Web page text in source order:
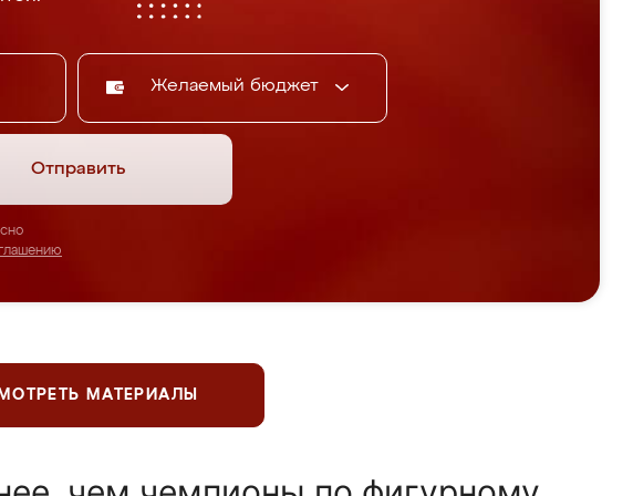
Желаемый бюджет
Отправить
МАТЕРИАЛЫ